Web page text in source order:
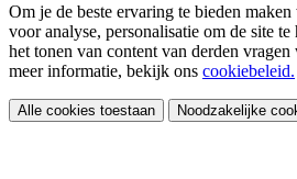
Om je de beste ervaring te bieden
voor analyse, personalisatie om de site
het tonen van content van derden
meer informatie, bekijk ons cookiebeleid.
Alle cookies toestaan Noodzakelijke